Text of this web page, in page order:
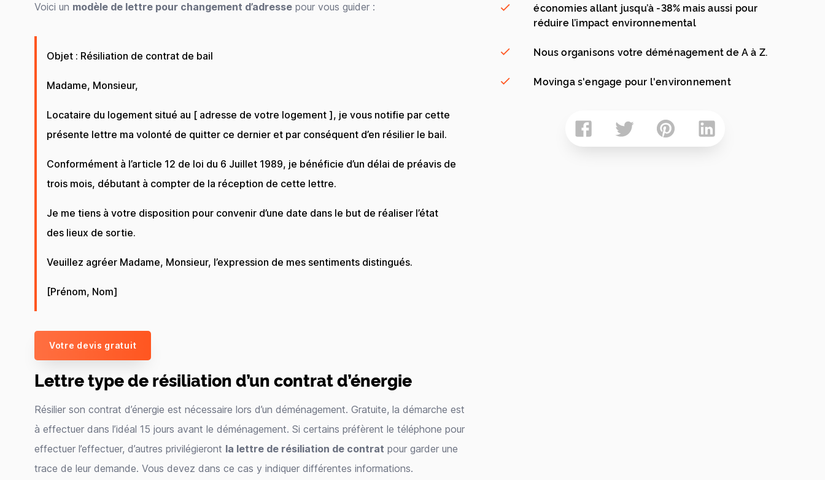
Voici un modèle de lettre pour changement d’adresse pour vous guider :
Objet : Résiliation de contrat de bail
Madame, Monsieur,
Locataire du logement situé au [ adresse de votre logement ], je vous notifie par cette
présente lettre ma volonté de quitter ce dernier et par conséquent d’en résilier le bail.
Conformément à l’article 12 de loi du 6 Juillet 1989, je bénéficie d’un délai de préavis de
trois mois, débutant à compter de la réception de cette lettre.
Je me tiens à votre disposition pour convenir d’une date dans le but de réaliser l’état
des lieux de sortie.
Veuillez agréer Madame, Monsieur, l’expression de mes sentiments distingués.
[Prénom, Nom]
Votre devis gratuit
Lettre type de résiliation d’un contrat d’énergie
Résilier son contrat d’énergie est nécessaire lors d’un déménagement. Gratuite, la démarche est
à effectuer dans l’idéal 15 jours avant le déménagement. Si certains préfèrent le téléphone pour
effectuer l’effectuer, d’autres privilégieront la lettre de résiliation de contrat pour garder une
trace de leur demande. Vous devez dans ce cas y indiquer différentes informations.
économies allant jusqu’à -38% mais aussi pour
réduire l’impact environnemental
Nous organisons votre déménagement de A à Z.
Movinga s'engage pour l'environnement